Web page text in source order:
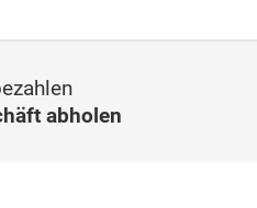
abholen